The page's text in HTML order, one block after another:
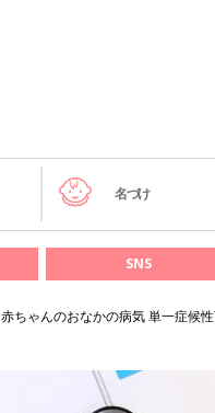
名づけ
SNS
赤ちゃんのおなかの病気 単一症候